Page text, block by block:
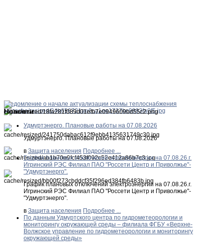
Уведомление о начале актуализации схемы теплоснабжения
Новости
Удмуртэнерго. Плановые работы на 07.08.2026
Удмуртэнерго. Плановые работы на 07.08.2026
в Защита населения Подробнее ...
График плановых отключений электроэнергии на 07.08.26.г.
Игринский РЭС Филиал ПАО "Россети Центр и Приволжье"-
"Удмуртэнерго".
График плановых отключений электроэнергии на 07.08.26.г.
Игринский РЭС Филиал ПАО "Россети Центр и Приволжье"-
"Удмуртэнерго".
в Защита населения Подробнее ...
По данным Удмуртского центра по гидрометеорологии и
мониторингу окружающей среды – филиала ФГБУ «Верхне-
Волжское управление по гидрометеорологии и мониторингу
окружающей среды»